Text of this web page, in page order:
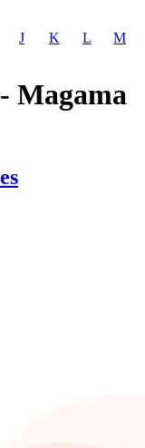
J K L M
Magama